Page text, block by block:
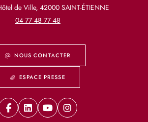
de Ville, 42000 SAINT-ÉTIENNE
04 77 48 77 48
NOUS CONTACTER
ESPACE PRESSE